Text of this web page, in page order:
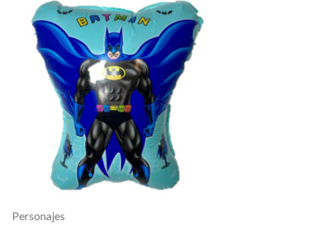
Personajes